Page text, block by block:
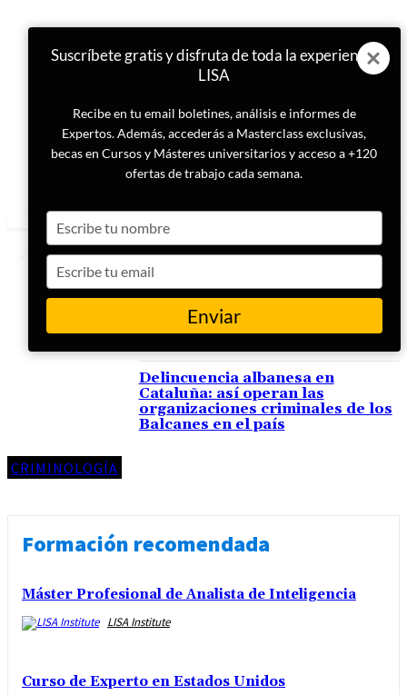
ETIQUETA
delincuencia albanesa
CRIMINOLOGÍA
Delincuencia albanesa en
Cataluña: así operan las
organizaciones criminales de los
Balcanes en el país
Formación recomendada
Máster Profesional de Analista de Inteligencia
LISA Institute
Curso de Experto en Estados Unidos
Suscríbete gratis y disfruta de toda la experiencia
LISA
Recibe en tu email boletines, análisis e informes de
Expertos. Además, accederás a Masterclass exclusivas,
becas en Cursos y Másteres universitarios y acceso a +120
ofertas de trabajo cada semana.
your
name
your
email
Enviar